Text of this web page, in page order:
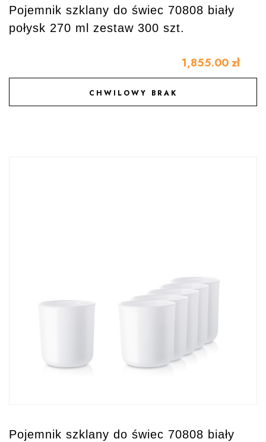
Pojemnik szklany do świec 70808 biały
połysk 270 ml zestaw 300 szt.
1,855.00 zł
CHWILOWY BRAK
DODAJ DO ULUBIONYCH
Pojemnik szklany do świec 70808 biały